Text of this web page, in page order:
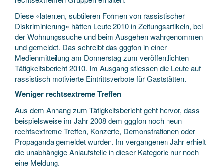
Diese «latenten, subtileren Formen von rassistischer
Diskriminierung» hätten Leute 2010 in Zeitungsartikeln, bei
der Wohnungssuche und beim Ausgehen wahrgenommen
und gemeldet. Das schreibt das gggfon in einer
Medienmitteilung am Donnerstag zum veröffentlichten
Tätigkeitsbericht 2010. Im Ausgang stiessen die Leute auf
rassistisch motivierte Eintrittsverbote für Gaststätten.
Weniger rechtsextreme Treffen
Aus dem Anhang zum Tätigkeitsbericht geht hervor, dass
beispielsweise im Jahr 2008 dem gggfon noch neun
rechtsextreme Treffen, Konzerte, Demonstrationen oder
Propaganda gemeldet wurden. Im vergangenen Jahr erhielt
die unabhängige Anlaufstelle in dieser Kategorie nur noch
eine Meldung.